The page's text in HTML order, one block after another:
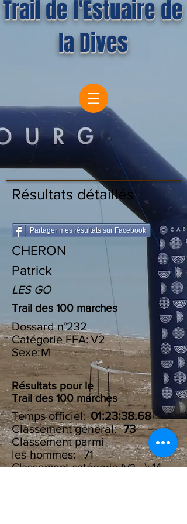
Trail de l'Estuaire de
la Dives
Résultats détaillés
Partager mes résultats sur Facebook
CHERON
Patrick
LES GO
Trail des 100 marches
Dossard n°232
Catégorie FFA:V2
Sexe:M
Résultats pour le
Trail des 100 marches
Temps officiel: 01:23:38.68
Classement général: 73
Classement parmi
les : 71
hommes
Classement catégorie ( ):14
V2